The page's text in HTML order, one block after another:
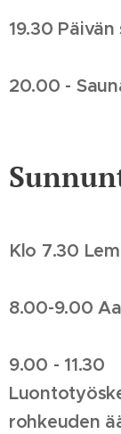
19.30
20.00 -
Klo 7.30
8.00-9.00
9.00 - 11.30
rohkeuden